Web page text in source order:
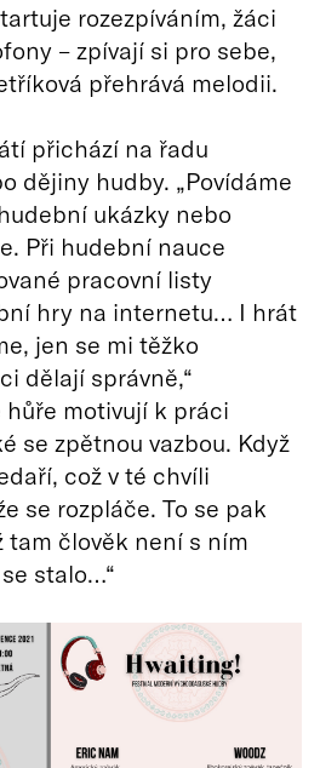
rozezpíváním, žáci
– zpívají si pro sebe,
přehrává melodii.
přichází na řadu
dějiny hudby. „Povídáme
ukázky nebo
Při hudební nauce
pracovní listy
hry na internetu… I hrát
jen se mi těžko
dělají správně,“
hůře motivují k práci
se zpětnou vazbou. Když
což v té chvíli
se rozpláče. To se pak
tam člověk není s ním
stalo…“